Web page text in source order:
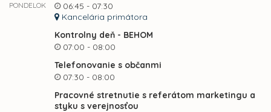
PONDELOK
06:45 - 07:30
Kancelária primátora
Kontrolny deň - BEHOM
07:00 - 08:00
Telefonovanie s občanmi
07:30 - 08:00
Pracovné stretnutie s referátom marketingu a
styku s verejnosťou